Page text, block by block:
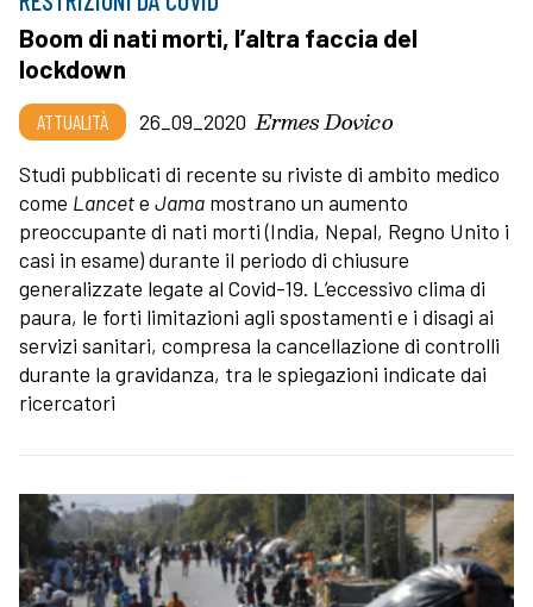
Boom di nati morti, l’altra faccia del
lockdown
ATTUALITÀ 26_09_2020 Ermes Dovico
Studi pubblicati di recente su riviste di ambito medico
come Lancete Jama mostrano un aumento
preoccupante di nati morti (India, Nepal, Regno Unito i
casi in esame) durante il periodo di chiusure
generalizzate legate al Covid-19. L’eccessivo clima di
paura, le forti limitazioni agli spostamenti e i disagi ai
servizi sanitari, compresa la cancellazione di controlli
durante la gravidanza, tra le spiegazioni indicate dai
ricercatori